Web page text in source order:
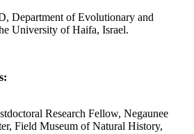
of Evolutionary and
University of Haifa, Israel.
Research Fellow, Negaunee
Field Museum of Natural History,